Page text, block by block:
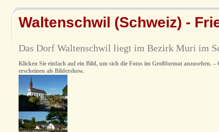
Waltenschwil (Schweiz) -
Das Dorf Waltenschwil liegt im Bezirk Muri im
Klicken Sie einfach auf ein Bild, um sich die Fotos im Großformat anzusehen. –
erscheinen als Bildershow.